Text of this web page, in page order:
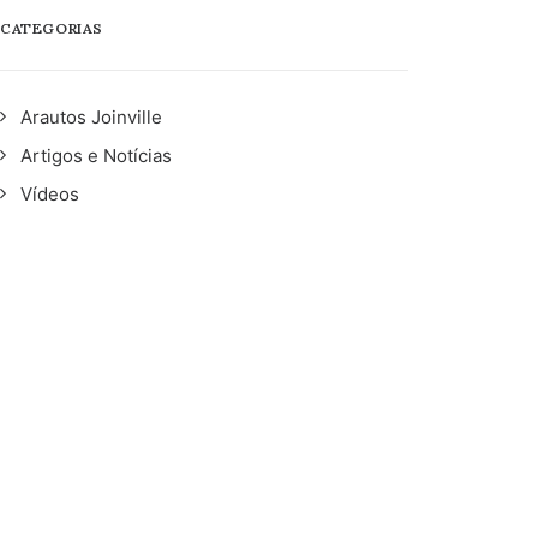
CATEGORIAS
Arautos Joinville
Artigos e Notícias
Vídeos